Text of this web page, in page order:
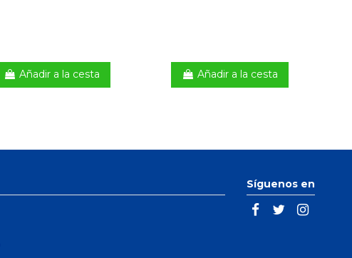
Añadir a la cesta Añadir a la cesta
Síguenos en